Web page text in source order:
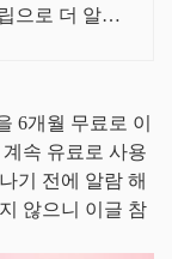
으로 더 알뜰
6개월 무료로 이
속 유료로 사용
기 전에 알람 해
않으니 이글 참